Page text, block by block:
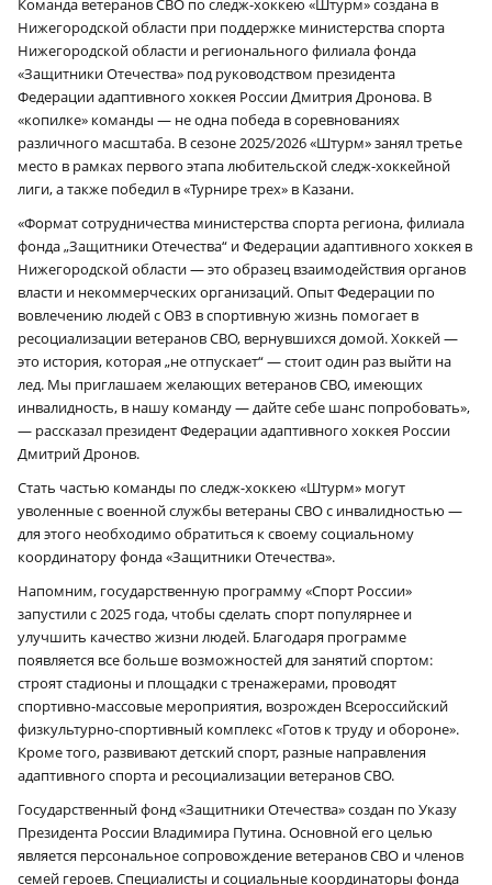
Нижегородской области при поддержке министерства спорта
Нижегородской области и регионального филиала фонда
«Защитники Отечества» под руководством президента
Федерации адаптивного хоккея России Дмитрия Дронова. В
«копилке» команды — не одна победа в соревнованиях
различного масштаба. В сезоне 2025/2026 «Штурм» занял третье
место в рамках первого этапа любительской следж-хоккейной
лиги, а также победил в «Турнире трех» в Казани.
«Формат сотрудничества министерства спорта региона, филиала
фонда „Защитники Отечества“ и Федерации адаптивного хоккея в
Нижегородской области — это образец взаимодействия органов
власти и некоммерческих организаций. Опыт Федерации по
вовлечению людей с ОВЗ в спортивную жизнь помогает в
ресоциализации ветеранов СВО, вернувшихся домой. Хоккей —
это история, которая „не отпускает“ — стоит один раз выйти на
лед. Мы приглашаем желающих ветеранов СВО, имеющих
инвалидность, в нашу команду — дайте себе шанс попробовать»,
— рассказал президент Федерации адаптивного хоккея России
Дмитрий Дронов.
Стать частью команды по следж-хоккею «Штурм» могут
уволенные с военной службы ветераны СВО с инвалидностью —
для этого необходимо обратиться к своему социальному
координатору фонда «Защитники Отечества».
Напомним, государственную программу «Спорт России»
запустили с 2025 года, чтобы сделать спорт популярнее и
улучшить качество жизни людей. Благодаря программе
появляется все больше возможностей для занятий спортом:
строят стадионы и площадки с тренажерами, проводят
спортивно-массовые мероприятия, возрожден Всероссийский
физкультурно-спортивный комплекс «Готов к труду и обороне».
Кроме того, развивают детский спорт, разные направления
адаптивного спорта и ресоциализации ветеранов СВО.
Государственный фонд «Защитники Отечества» создан по Указу
Президента России Владимира Путина. Основной его целью
является персональное сопровождение ветеранов СВО и членов
семей героев. Специалисты и социальные координаторы фонда